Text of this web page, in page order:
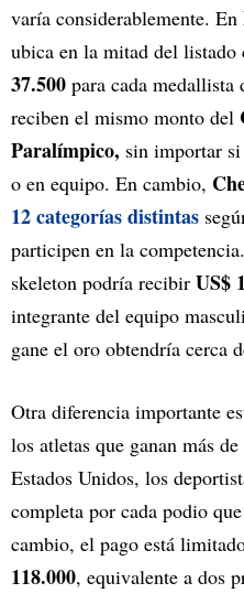
varía considerablemente. En
ubica en la mitad del listado
37.500 para cada medallista
reciben el mismo monto del
Paralímpico, sin importar
o en equipo. En cambio,
12 categorías distintas
participen en la
skeleton podría recibir US$
integrante del equipo
gane el oro obtendría cerca
Otra diferencia importante
los atletas que ganan más
Estados Unidos, los
completa por cada podio
cambio, el pago está
118.000, equivalente a dos